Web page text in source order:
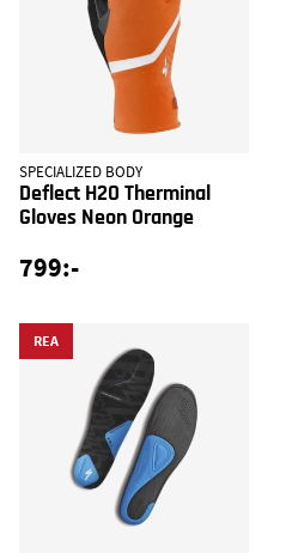
SPECIALIZED BODY
Deflect H2O Therminal
Gloves Neon Orange
799:-
REA